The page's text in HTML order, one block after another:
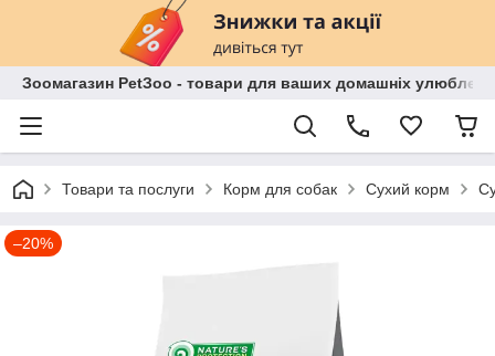
Зоомагазин PetЗoo - товари для ваших домашніх
Товари та послуги Корм для собак Сухий корм
–20%